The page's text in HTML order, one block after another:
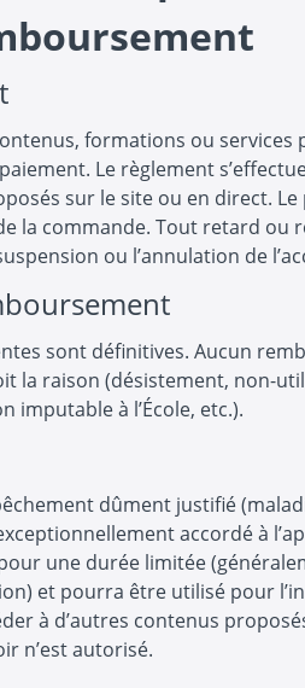
formations ou services
Le règlement
sur le site ou en direct.
la commande. Tout retard ou
ou l’annulation de
sont définitives. Aucun
la raison (désistement, non-
imputable à l’École, etc.).
dûment justifié
accordé à
une durée limitée
et pourra être utilisé pour
à d’autres contenus
n’est autorisé.